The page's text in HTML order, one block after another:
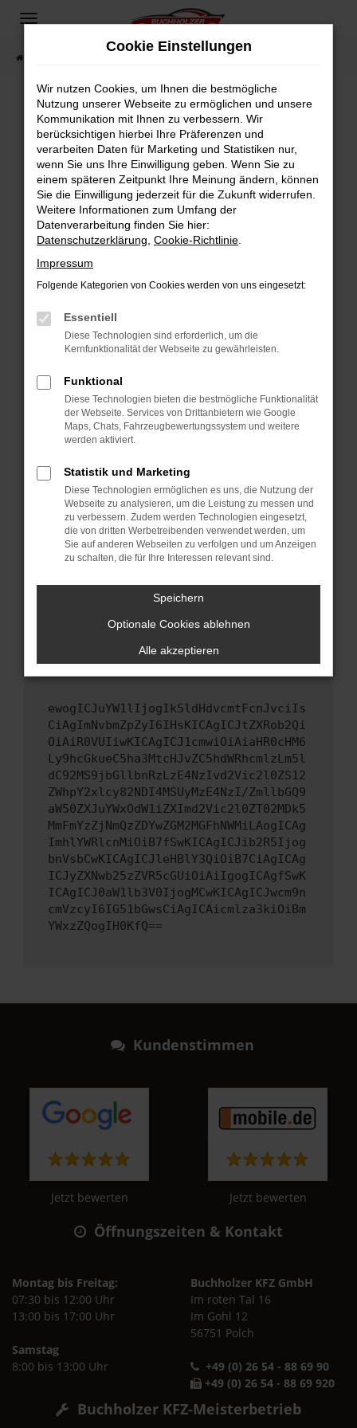
Zum
springen
Fahrzeugsuche
Fehler: Network Error
Beim Laden ist ein Fehler aufgetreten.
Hier sind ein paar Tipps, die dir helfen können:
Überprüfe deine Firewall und deine
Internetverbindung.
Laden andere Webseiten, zum Beispiel deine
Suchmaschine?
Prüfe deine Browsererweiterungen.
können das Laden bestimmter Seiten
verhindern. Funktioniert die Seite in einem
anderen Browser oder in einem privaten
Starte dein Gerät neu.
Das kann manchmal helfen, vorübergehende
Probleme zu beheben.
Betriebssystem auf dem neuesten Stand
sind.
Veraltete Software birgt nicht nur ein
Sicherheitsrisiko, sondern kann auch dazu
führen, dass bestimmte Funktionen nicht mehr
unterstützt werden.
Wende dich an den Webseitenbetreiber.
Wenn du alle oben genannten Schritte versucht
hast, kontaktiere uns bitte. Wir werden
versuchen, das Problem zu beheben. Du kannst
uns diesen Text schicken, um uns bei der
ewogICJuYW1lIjogIk5ldHdvcmtFcnJvciIs
CiAgImNvbmZpZyI6IHsKICAgICJtZXRob2Qi
OiAiR0VUIiwKICAgICJ1cmwiOiAiaHR0cHM6
Ly9hcGkueC5ha3MtcHJvZC5hdWRhcmlzLm5l
dC92MS9jbGllbnRzLzE4NzIvd2Vic2l0ZS12
ZWhpY2xlcy82NDI4MSUyMzE4NzI/ZmllbGQ9
aW50ZXJuYWxOdW1iZXImd2Vic2l0ZT02MDk5
MmFmYzZjNmQzZDYwZGM2MGFhNWMiLAogICAg
ImhlYWRlcnMiOiB7fSwKICAgICJib2R5Ijog
bnVsbCwKICAgICJleHBlY3QiOiB7CiAgICAg
ICJyZXNwb25zZVR5cGUiOiAiIgogICAgfSwK
ICAgICJ0aW1lb3V0IjogMCwKICAgICJwcm9n
cmVzcyI6IG51bGwsCiAgICAicmlza3kiOiBm
YWxzZQogIH0KfQ==
Kundenstimmen
Jetzt bewerten Jetzt bewerten
Öffnungszeiten & Kontakt
Montag bis Freitag:
07:30 bis 12:00 Uhr
13:00 bis 17:00 Uhr
Samstag
8:00 bis 13:00 Uhr
Buchholzer KFZ GmbH
Im roten Tal 16
Im Gohl 12
56751 Polch
+49 (0) 26 54 - 88 69 90
+49 (0) 26 54 - 88 69 920
Buchholzer KFZ-Meisterbetrieb
Cookie Einstellungen
Wir nutzen Cookies, um Ihnen die bestmögliche
Nutzung unserer Webseite zu ermöglichen und unsere
Kommunikation mit Ihnen zu verbessern. Wir
berücksichtigen hierbei Ihre Präferenzen und
verarbeiten Daten für Marketing und Statistiken nur,
wenn Sie uns Ihre Einwilligung geben. Wenn Sie zu
einem späteren Zeitpunkt Ihre Meinung ändern, können
Sie die Einwilligung jederzeit für die Zukunft widerrufen.
Weitere Informationen zum Umfang der
Datenverarbeitung finden Sie hier:
Datenschutzerklärung Cookie-Richtlinie
Impressum
Folgende Kategorien von Cookies werden von uns eingesetzt:
Essentiell
Diese Technologien sind erforderlich, um die
Kernfunktionalität der Webseite zu gewährleisten.
Funktional
Diese Technologien bieten die bestmögliche Funktionalität
der Webseite. Services von Drittanbietern wie Google
Maps, Chats, Fahrzeugbewertungssystem und weitere
werden aktiviert.
Statistik und Marketing
Diese Technologien ermöglichen es uns, die Nutzung der
Webseite zu analysieren, um die Leistung zu messen und
zu verbessern. Zudem werden Technologien eingesetzt,
die von dritten Werbetreibenden verwendet werden, um
Sie auf anderen Webseiten zu verfolgen und um Anzeigen
zu schalten, die für Ihre Interessen relevant sind.
Speichern
Optionale Cookies ablehnen
Alle akzeptieren